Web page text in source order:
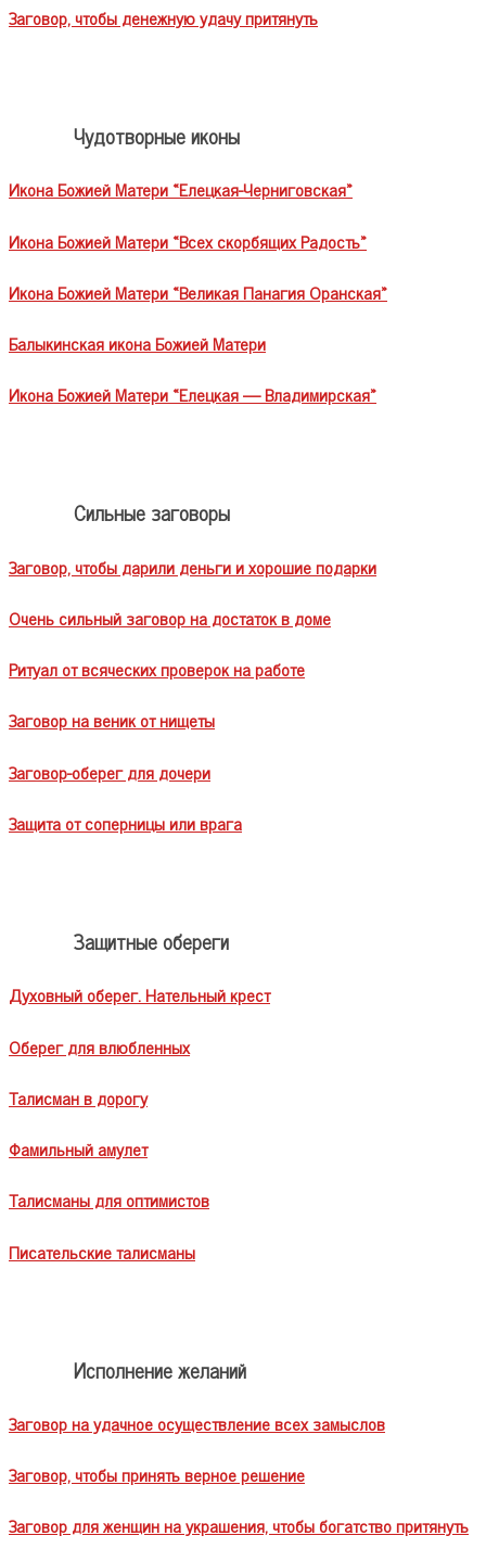
Заговор, чтобы денежную удачу притянуть
Чудотворные иконы
Икона Божией Матери «Елецкая-Черниговская»
Икона Божией Матери «Всех скорбящих Радость»
Икона Божией Матери «Великая Панагия Оранская»
Балыкинская икона Божией Матери
Икона Божией Матери «Елецкая — Владимирская»
Сильные заговоры
Заговор, чтобы дарили деньги и хорошие подарки
Очень сильный заговор на достаток в доме
Ритуал от всяческих проверок на работе
Заговор на веник от нищеты
Заговор-оберег для дочери
Защита от соперницы или врага
Защитные обереги
Духовный оберег. Нательный крест
Оберег для влюбленных
Талисман в дорогу
Фамильный амулет
Талисманы для оптимистов
Писательские талисманы
Исполнение желаний
Заговор на удачное осуществление всех замыслов
Заговор, чтобы принять верное решение
Заговор для женщин на украшения, чтобы богатство притянуть